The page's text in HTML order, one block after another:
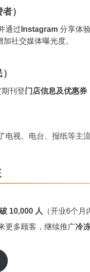
）
通过 Instagram 分享体
加社交媒体曝光度。
期刊登门店信息及优惠券
电视、电台、报纸等主
10,000 人
（开业6个月
更多顾客，继续推广冷